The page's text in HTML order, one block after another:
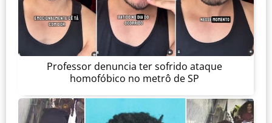
Professor denuncia ter sofrido ataque
homofóbico no metrô de SP